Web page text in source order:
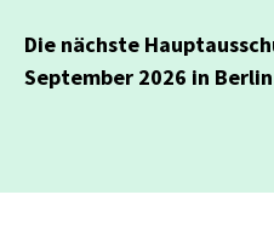
Die nächste
September 2026 in